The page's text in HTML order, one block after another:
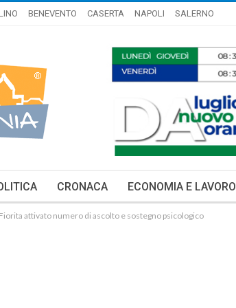
BENEVENTO CASERTA NAPOLI SALERNO
CRONACA ECONOMIA E LAVORO
attivato numero di ascolto e sostegno psicologico